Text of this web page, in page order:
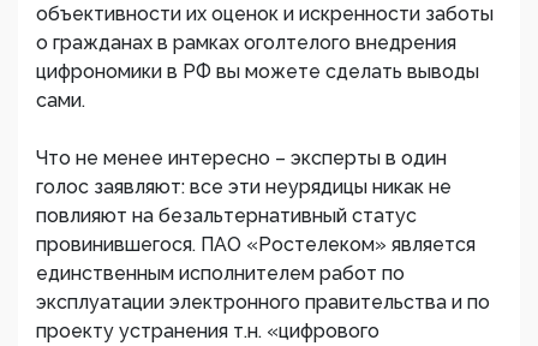
объективности их оценок и искренности заботы
о гражданах в рамках оголтелого внедрения
цифрономики в РФ вы можете сделать выводы
сами.
Что не менее интересно – эксперты в один
голос заявляют: все эти неурядицы никак не
повлияют на безальтернативный статус
провинившегося. ПАО «Ростелеком» является
единственным исполнителем работ по
эксплуатации электронного правительства и по
проекту устранения т.н. «цифрового